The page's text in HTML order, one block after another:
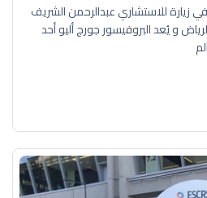
زيارة للاستشاري عبدالرحمن الشريف
و يُعد البروفيسور جورج أليو أحد